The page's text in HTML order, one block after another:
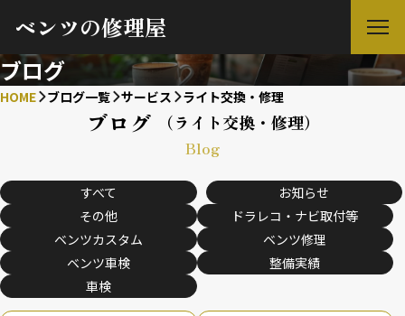
ベンツの修理屋
ブログ
HOME ブログ一覧 サービス ライト交換・修理
ブログ （ライト交換・修理）
Blog
すべて
お知らせ
その他
ドラレコ・ナビ取付等
ベンツカスタム
ベンツ修理
ベンツ車検
整備実績
車検